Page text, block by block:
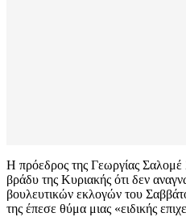
Η πρόεδρος της Γεωργίας Σαλομέ
βράδυ της Κυριακής ότι δεν
βουλευτικών εκλογών του
της έπεσε θύμα μιας «ειδικής